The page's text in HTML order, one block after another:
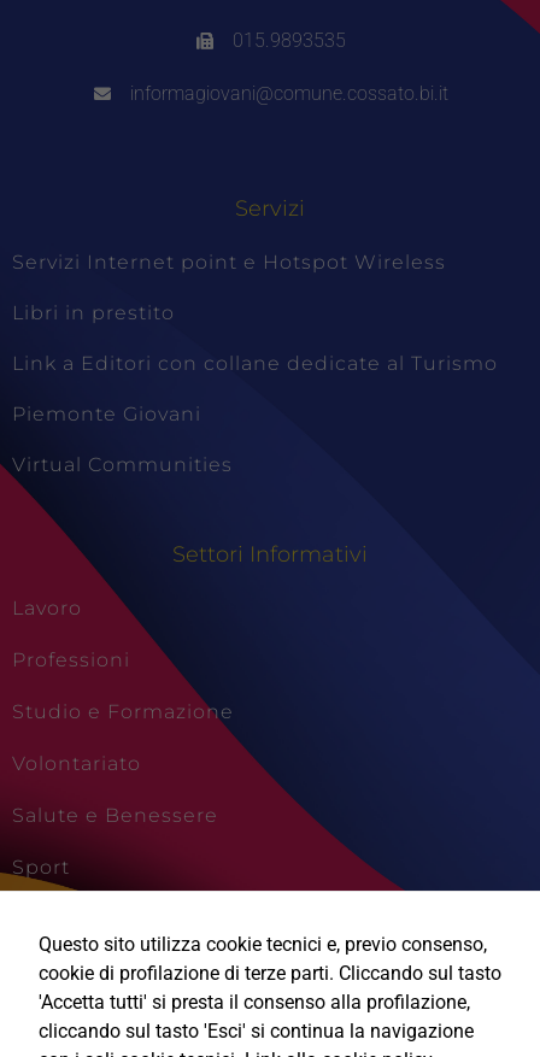
015.9893535
informagiovani@comune.cossato.bi.it
Servizi
Servizi Internet point e Hotspot Wireless
Libri in prestito
Link a Editori con collane dedicate al Turismo
Piemonte Giovani
Virtual Communities
Settori Informativi
Lavoro
Professioni
Studio e Formazione
Volontariato
Salute e Benessere
Sport
Viaggi e Vacanze
Questo sito utilizza cookie tecnici e, previo consenso,
cookie di profilazione di terze parti. Cliccando sul tasto
'Accetta tutti' si presta il consenso alla profilazione,
cliccando sul tasto 'Esci' si continua la navigazione
Tecnici
Questi cookie
sono necessari
per il
funzionamento